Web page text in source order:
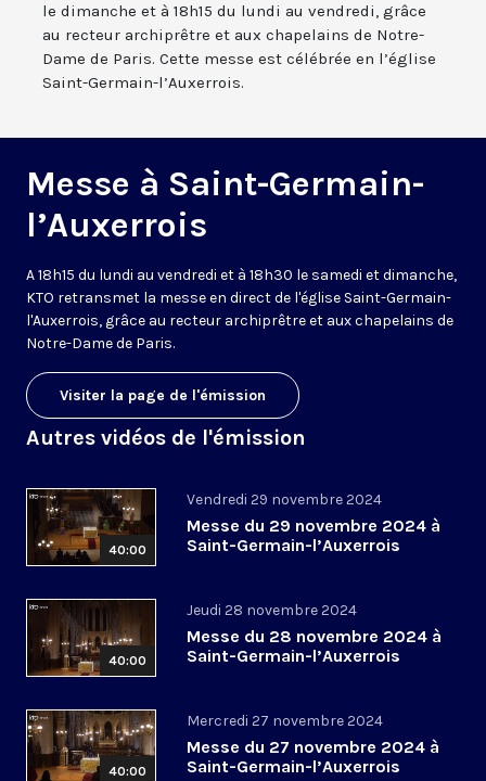
le dimanche et à 18h15 du lundi au vendredi, grâce
au recteur archiprêtre et aux chapelains de Notre-
Dame de Paris. Cette messe est célébrée en l’église
Saint-Germain-l’Auxerrois.
Messe à Saint-Germain-
l’Auxerrois
A 18h15 du lundi au vendredi et à 18h30 le samedi et dimanche,
KTO retransmet la messe en direct de l'église Saint-Germain-
l'Auxerrois, grâce au recteur archiprêtre et aux chapelains de
Notre-Dame de Paris.
Visiter la page de l'émission
Autres vidéos de l'émission
40:00
Vendredi 29 novembre 2024
Messe du 29 novembre 2024 à
Saint-Germain-l’Auxerrois
40:00
Jeudi 28 novembre 2024
Messe du 28 novembre 2024 à
Saint-Germain-l’Auxerrois
40:00
Mercredi 27 novembre 2024
Messe du 27 novembre 2024 à
Saint-Germain-l’Auxerrois